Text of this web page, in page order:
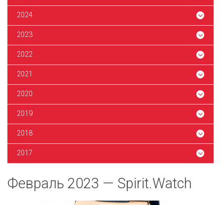
2024
2023
2022
2021
2020
2019
2018
2017
Февраль 2023 — Spirit.Watch